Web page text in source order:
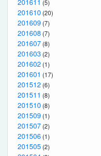
201611 (5)
201610 (20)
201609 (7)
201608 (7)
201607 (8)
201603 (2)
201602 (1)
201601 (17)
201512 (6)
201511 (8)
201510 (8)
201509 (1)
201507 (2)
201506 (1)
201505 (2)